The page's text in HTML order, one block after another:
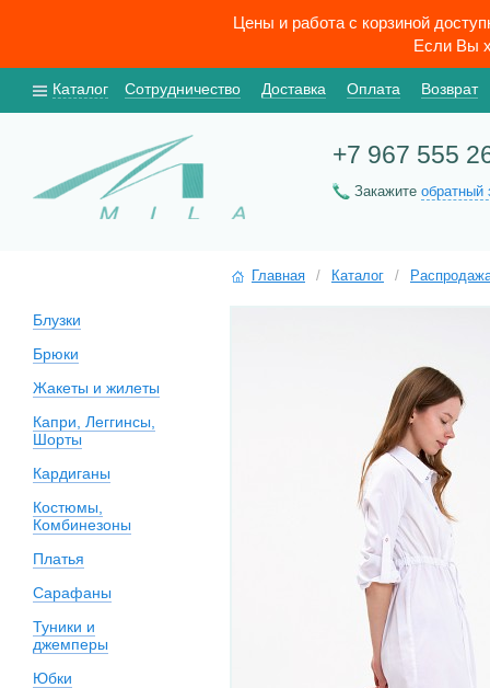
Цены и работа с корзиной
Если Вы
Каталог Сотрудничество Доставка Оплата Возврат
+7 967 555
Закажите обратный
Блузки
Брюки
Жакеты и жилеты
Капри, Леггинсы,
Шорты
Кардиганы
Костюмы,
Комбинезоны
Платья
Сарафаны
Туники и
джемперы
Юбки
Главная / Каталог /